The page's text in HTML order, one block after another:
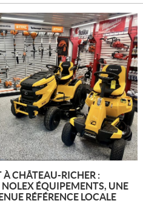
À CHÂTEAU-RICHER :
NOLEX ÉQUIPEMENTS, UNE
RÉFÉRENCE LOCALE